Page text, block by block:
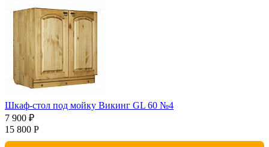
Шкаф-стол под мойку Викинг GL 60 №4
7 900 ₽
15 800 Р